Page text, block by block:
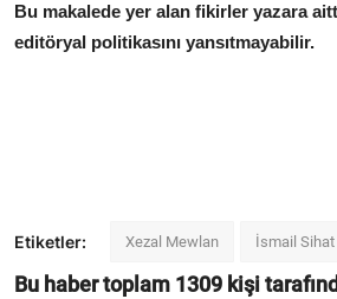
Bu makalede yer alan fikirler yazara
editöryal politikasını yansıtmayabilir.
Etiketler: Xezal Mewlan İsmail Sihat
Bu haber toplam 1309 kişi